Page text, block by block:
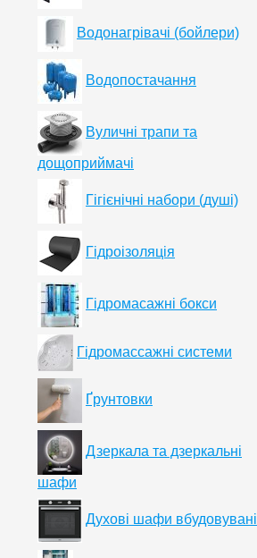
Водонагрівачі (бойлери)
Водопостачання
Вуличні трапи та
дощоприймачі
Гігієнічні набори (душі)
Гідроізоляція
Гідромасажні бокси
Гідромассажні системи
Ґрунтовки
Дзеркала та дзеркальні
шафи
Духові шафи вбудовувані